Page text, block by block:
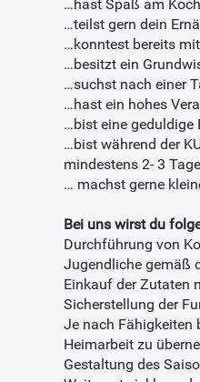
…hast Spaß am
…teilst gern dein
…konntest bereits
…besitzt ein
…suchst nach einer
…hast ein hohes
…bist eine geduldige
…bist während der
mindestens 2- 3
… machst gerne
Bei uns wirst du
Durchführung von
Jugendliche gemäß
Einkauf der Zutaten
Sicherstellung der
Je nach Fähigkeiten
Heimarbeit zu
Gestaltung des